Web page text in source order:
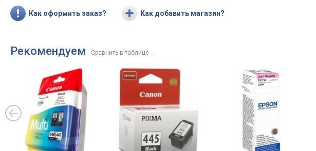
Как оформить заказ? Как добавить магазин?
Рекомендуем Сравнить в таблице →